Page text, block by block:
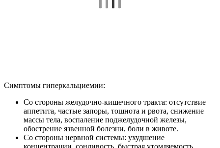
Симптомы гиперкальциемии:
Со стороны желудочно-кишечного тракта: отсутствие
аппетита, частые запоры, тошнота и рвота, снижение
массы тела, воспаление поджелудочной железы,
обострение язвенной болезни, боли в животе.
Со стороны нервной системы: ухудшение